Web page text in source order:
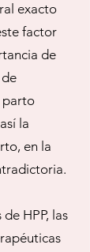
exacto
factor
de
parto
la
en la
HPP, las